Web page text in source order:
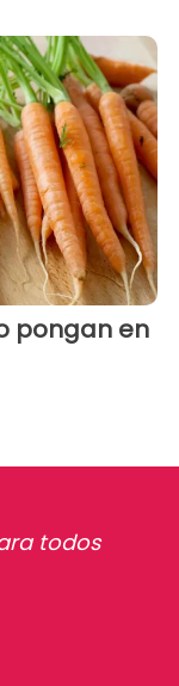
pongan en
todos